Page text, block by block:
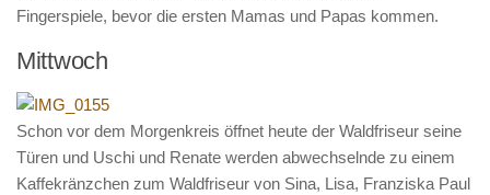
Fingerspiele, bevor die ersten Mamas und Papas kommen.
Mittwoch
Schon vor dem Morgenkreis öffnet heute der Waldfriseur seine
Türen und Uschi und Renate werden abwechselnde zu einem
Kaffekränzchen zum Waldfriseur von Sina, Lisa, Franziska Paul